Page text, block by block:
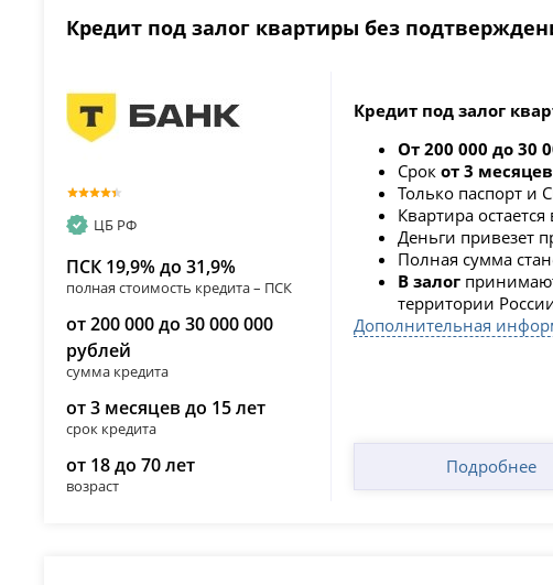
Кредит под залог квартиры без
ЦБ РФ
ПСК 19,9% до 31,9%
полная стоимость кредита – ПСК
от 200 000 до 30 000 000
рублей
сумма кредита
от 3 месяцев до 15 лет
срок кредита
от 18 до 70 лет
возраст
Кредит под залог
От 200 000 до 30
Срок от 3
Только паспорт и
Квартира
Деньги привезет
Полная сумма
В залог
территории
Дополнительная
Подробнее